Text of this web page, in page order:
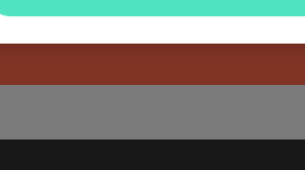
ausverkauft.